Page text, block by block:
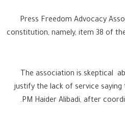
Press Freedom Advocacy
constitution, namely, item 38 of
The association is skeptical
justify the lack of service
PM Haider Alibadi, after